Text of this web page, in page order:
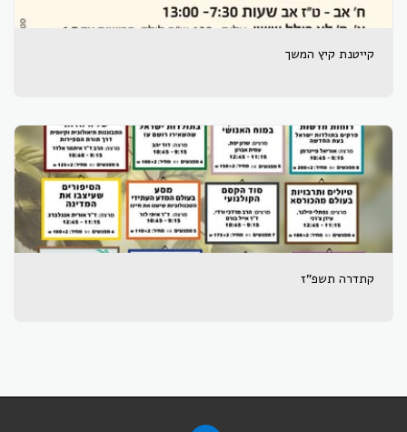
קייטנת קיץ המשך
קתדרה תשפ"ז